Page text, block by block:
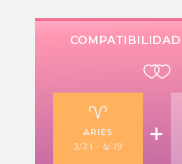
ARIES
3/21 - 4/19 +